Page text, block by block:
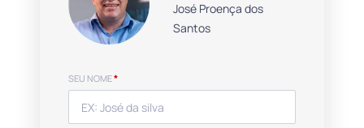
José Proença dos
Santos
SEU NOME*